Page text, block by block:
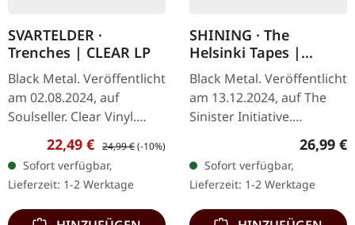
SVARTELDER ·
Trenches | CLEAR LP
Black Metal. Veröffentlicht
am 02.08.2024, auf
Soulseller. Clear Vinyl.
SIDE A: Psychotic
Symphony I Give The
Stranger A Sign Touch
This Norwegian…
Verkaufspreis:
22,49 € Regulärer Preis:
24,99 €(-10%)
Sofort verfügbar,
Lieferzeit: 1-2 Werktage
SHINING · The
Helsinki Tapes |
SILVER LP
Black Metal. Veröffentlicht
am 13.12.2024, auf The
Sinister Initiative.
Silbernes Vinyl, 180g Vinyl,
Gatefold-Cover mit Soft-
Touch-Finish, exklusives…
26,99 €
Sofort verfügbar,
Lieferzeit: 1-2 Werktage